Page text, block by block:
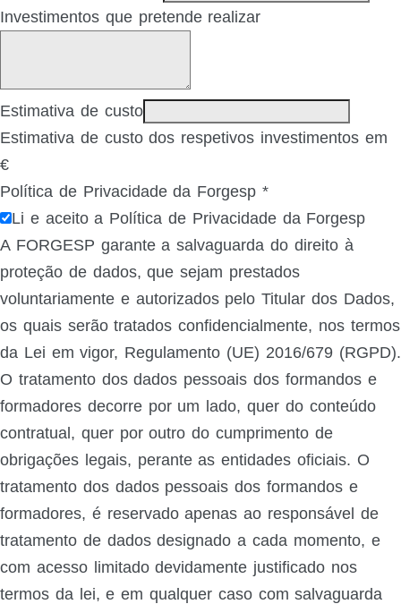
Investimentos que pretende realizar
Estimativa de custo
Estimativa de custo dos respetivos investimentos em
€
Política de Privacidade da Forgesp *
Li e aceito a Política de Privacidade da Forgesp
A FORGESP garante a salvaguarda do direito à
proteção de dados, que sejam prestados
voluntariamente e autorizados pelo Titular dos Dados,
os quais serão tratados confidencialmente, nos termos
da Lei em vigor, Regulamento (UE) 2016/679 (RGPD).
O tratamento dos dados pessoais dos formandos e
formadores decorre por um lado, quer do conteúdo
contratual, quer por outro do cumprimento de
obrigações legais, perante as entidades oficiais. O
tratamento dos dados pessoais dos formandos e
formadores, é reservado apenas ao responsável de
tratamento de dados designado a cada momento, e
com acesso limitado devidamente justificado nos
termos da lei, e em qualquer caso com salvaguarda